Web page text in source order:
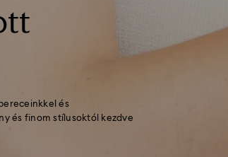
és
és finom stílusoktól kezdve